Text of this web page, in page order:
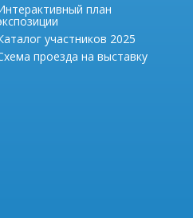
план
участников 2025
проезда на выставку